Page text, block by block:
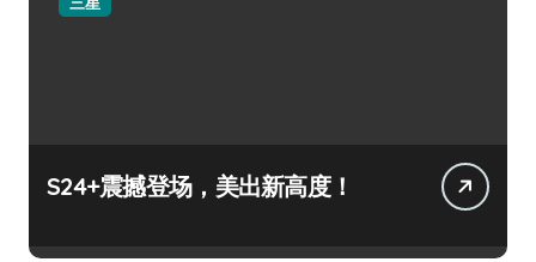
S24+震撼登场，美出新高度！